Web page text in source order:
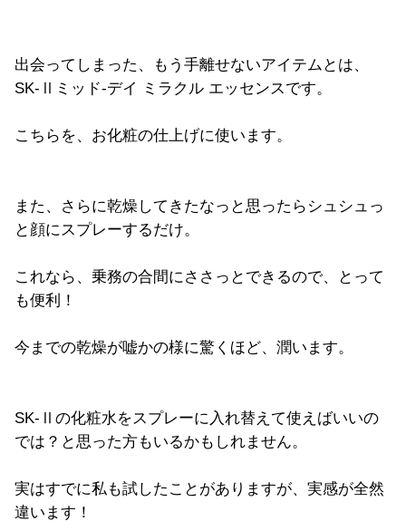
出会ってしまった、もう手離せないアイテムとは、
SK-Ⅱミッド-デイ ミラクル エッセンスです。
こちらを、お化粧の仕上げに使います。
また、さらに乾燥してきたなっと思ったらシュシュっ
と顔にスプレーするだけ。
これなら、乗務の合間にささっとできるので、とって
も便利！
今までの乾燥が嘘かの様に驚くほど、潤います。
SK-Ⅱの化粧水をスプレーに入れ替えて使えばいいの
では？と思った方もいるかもしれません。
実はすでに私も試したことがありますが、実感が全然
違います！